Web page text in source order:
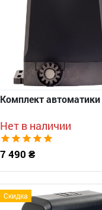
Комплект
Нет в наличии
7 490 ₴
Скидка